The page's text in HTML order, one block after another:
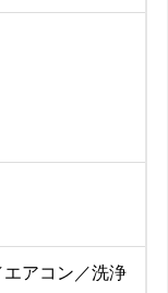
アコン／洗浄